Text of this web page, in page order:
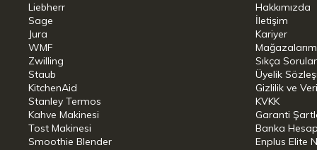
Buzdolabında uzun kaplar için
Bölünebilen Miele FlexiBoard cam
bölüme de konulabilir. FlexiBoard'un
Böylelikle ön bölümde uzun şişeler
yerleştirme amaçlı kullanılmaya
şekilde yararlanmanızı sağlar.
Liebherr
Sage
Jura
WMF
Zwilling
Staub
KitchenAid
Stanley Termos
Kahve Makinesi
Tost Makinesi
Smoothie Blender
Hakkımızda
İletişim
Kariyer
Sıkça
Üyelik
Gizlilik ve
KVKK
Garanti
Banka
Enplus Elite